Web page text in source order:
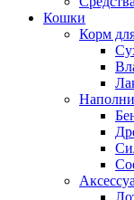
Кошки
Корм